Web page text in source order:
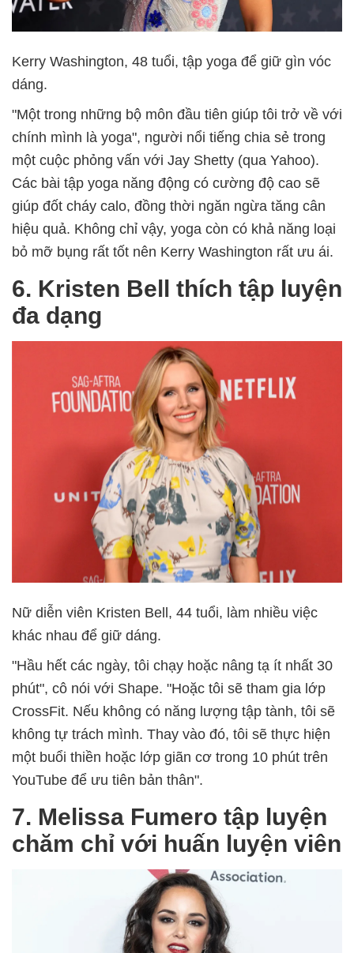
Kerry Washington, 48 tuổi, tập yoga để giữ gìn vóc
dáng.
"Một trong những bộ môn đầu tiên giúp tôi trở về với
chính mình là yoga", người nổi tiếng chia sẻ trong
một cuộc phỏng vấn với Jay Shetty (qua Yahoo).
Các bài tập yoga năng động có cường độ cao sẽ
giúp đốt cháy calo, đồng thời ngăn ngừa tăng cân
hiệu quả. Không chỉ vậy, yoga còn có khả năng loại
bỏ mỡ bụng rất tốt nên Kerry Washington rất ưu ái.
6. Kristen Bell thích tập luyện
đa dạng
Nữ diễn viên Kristen Bell, 44 tuổi, làm nhiều việc
khác nhau để giữ dáng.
"Hầu hết các ngày, tôi chạy hoặc nâng tạ ít nhất 30
phút", cô nói với Shape. "Hoặc tôi sẽ tham gia lớp
CrossFit. Nếu không có năng lượng tập tành, tôi sẽ
không tự trách mình. Thay vào đó, tôi sẽ thực hiện
một buổi thiền hoặc lớp giãn cơ trong 10 phút trên
YouTube để ưu tiên bản thân".
7. Melissa Fumero tập luyện
chăm chỉ với huấn luyện viên